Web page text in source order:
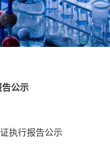
公示
执行报告公示